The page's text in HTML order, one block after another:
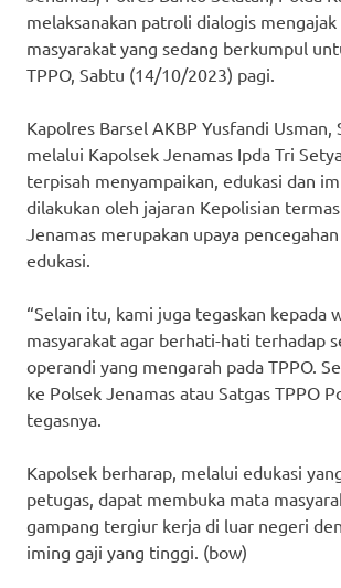
melaksanakan patroli dialogis mengajak
masyarakat yang sedang berkumpul
TPPO, Sabtu (14/10/2023) pagi.
Kapolres Barsel AKBP Yusfandi Usman,
melalui Kapolsek Jenamas Ipda Tri
terpisah menyampaikan, edukasi dan
dilakukan oleh jajaran Kepolisian
Jenamas merupakan upaya
edukasi.
“Selain itu, kami juga tegaskan kepada
masyarakat agar berhati-hati terhadap
operandi yang mengarah pada TPPO.
ke Polsek Jenamas atau Satgas TPPO
tegasnya.
Kapolsek berharap, melalui edukasi
petugas, dapat membuka mata
gampang tergiur kerja di luar negeri
iming gaji yang tinggi. (bow)